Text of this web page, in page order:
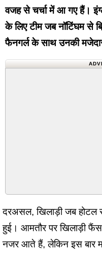
वजह से चर्चा में आ गए हैं।
के लिए टीम जब नॉटिंघम से
फैनगर्ल के साथ उनकी
दरअसल, खिलाड़ी जब होटल
हुई। आमतौर पर खिलाड़ी
नजर आते हैं, लेकिन इस बार